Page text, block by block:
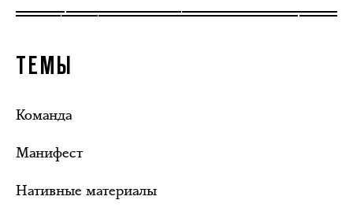
ТЕМЫ
Команда
Манифест
Нативные материалы